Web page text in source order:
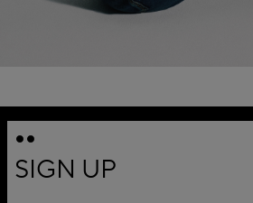
SIGN UP